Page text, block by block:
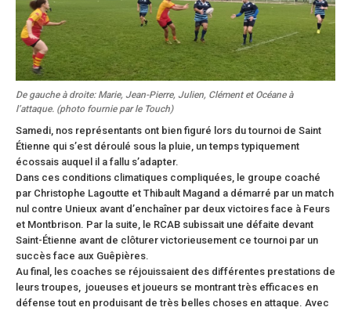
De gauche à droite: Marie, Jean-Pierre, Julien, Clément et Océane à
l’attaque. (photo fournie par le Touch)
Samedi, nos représentants ont bien figuré lors du tournoi de Saint
Étienne qui s’est déroulé sous la pluie, un temps typiquement
écossais auquel il a fallu s’adapter.
Dans ces conditions climatiques compliquées, le groupe coaché
par Christophe Lagoutte et Thibault Magand a démarré par un match
nul contre Unieux avant d’enchaîner par deux victoires face à Feurs
et Montbrison. Par la suite, le RCAB subissait une défaite devant
Saint-Étienne avant de clôturer victorieusement ce tournoi par un
succès face aux Guêpières.
Au final, les coaches se réjouissaient des différentes prestations de
leurs troupes, joueuses et joueurs se montrant très efficaces en
défense tout en produisant de très belles choses en attaque. Avec